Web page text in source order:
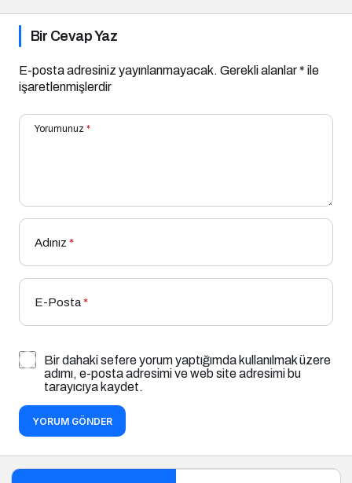
Bir Cevap Yaz
E-posta adresiniz yayınlanmayacak. Gerekli alanlar* ile
işaretlenmişlerdir
Yorumunuz *
Adınız *
E-Posta*
Bir dahaki sefere yorum yaptığımda kullanılmak üzere
adımı, e-posta adresimi ve web site adresimi bu
tarayıcıya kaydet.
YORUM GÖNDER